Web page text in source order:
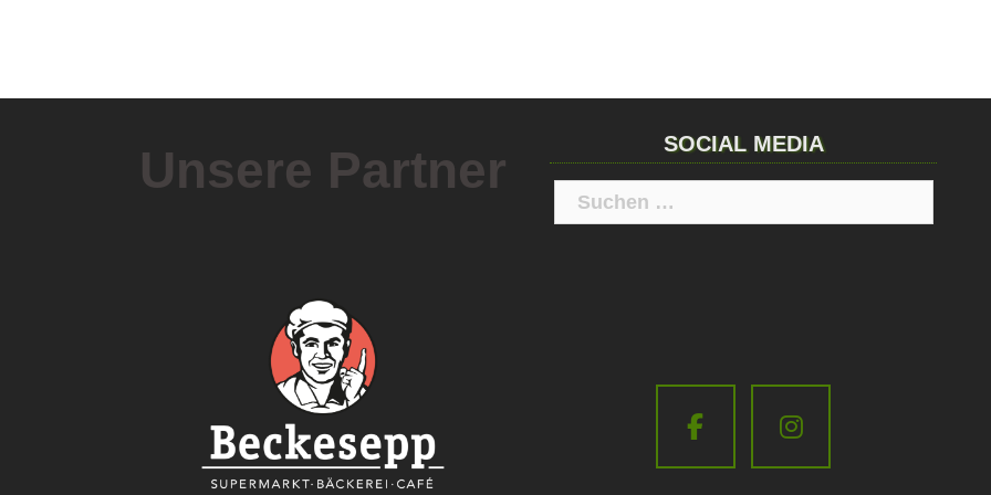
Unsere Partner SOCIAL MEDIA
Suchen
nach: